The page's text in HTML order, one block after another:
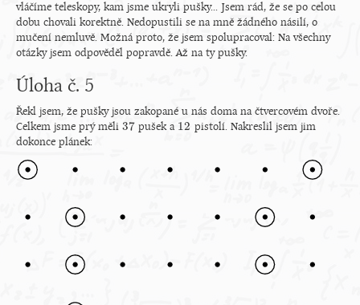
vláčíme teleskopy, kam jsme ukryli pušky... Jsem rád, že se po celou
dobu chovali korektně. Nedopustili se na mně žádného násilí, o
mučení nemluvě. Možná proto, že jsem spolupracoval: Na všechny
otázky jsem odpověděl popravdě. Až na ty pušky.
Úloha č. 5
Řekl jsem, že pušky jsou zakopané u nás doma na čtvercovém dvoře.
Celkem jsme prý měli 37
37 pušek a 12
12 pistolí. Nakreslil jsem jim
dokonce plánek: